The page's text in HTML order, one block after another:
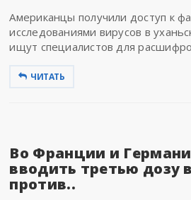
Американцы получили доступ к
исследованиями вирусов в
ищут специалистов для
ЧИТАТЬ
Во Франции и
вводить третью дозу
против..